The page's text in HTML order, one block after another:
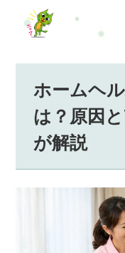
ホームヘ
は？原因
が解説